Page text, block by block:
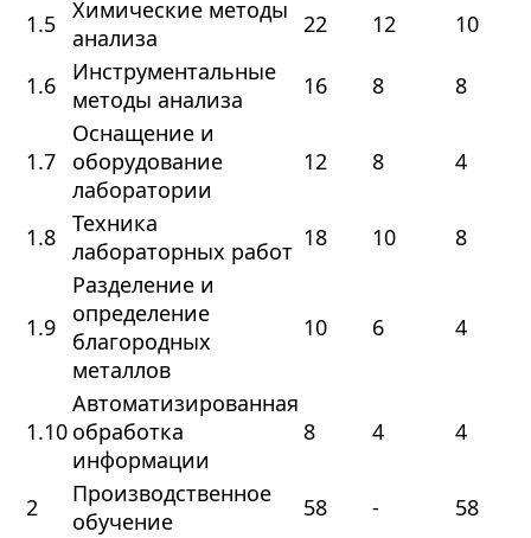
1.5 Химические методы
анализа
22 12 10
1.6
Инструментальные
методы анализа
16 8 8
1.7
Оснащение и
оборудование
лаборатории
12 8 4
1.8 Техника
лабораторных работ 18 10 8
1.9
Разделение и
определение
благородных
металлов
10 6 4
1.10
Автоматизированная
обработка
информации
8 4 4
2
Производственное
обучение
58 - 58